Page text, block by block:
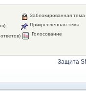
Заблокированная тема
Прикрепленная тема
Голосование
Защита